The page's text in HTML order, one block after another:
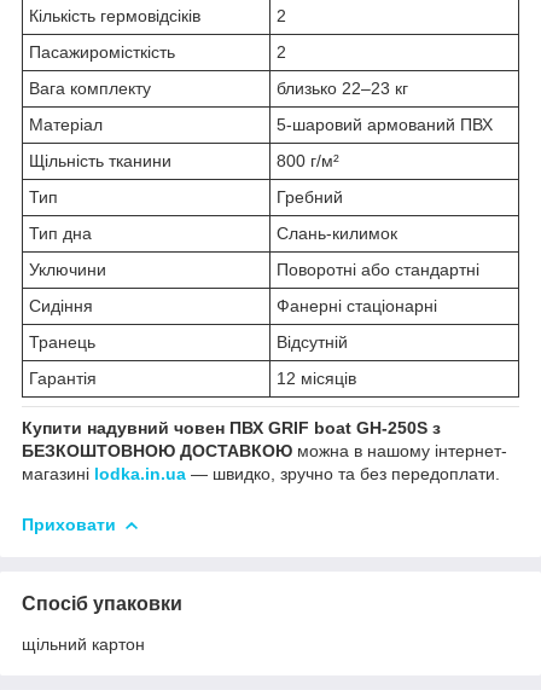
Кількість гермовідсіків
2
Пасажиромісткість
2
Вага комплекту
близько 22–23 кг
Матеріал
5-шаровий армований ПВХ
Щільність тканини
800 г/м²
Тип
Гребний
Тип дна
Слань-килимок
Уключини
Поворотні або стандартні
Сидіння
Фанерні стаціонарні
Транець
Відсутній
Гарантія
12 місяців
Купити надувний човен ПВХ GRIF boat GH-250S з
БЕЗКОШТОВНОЮ ДОСТАВКОЮ можна в нашому інтернет-
магазині lodka.in.ua — швидко, зручно та без передоплати.
Приховати
Спосіб упаковки
щільний картон